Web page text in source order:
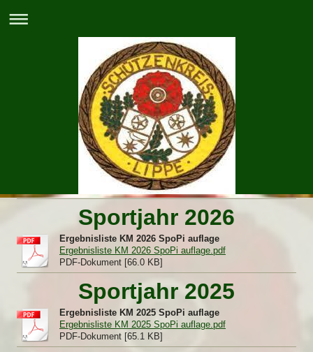
Sportjahr 2026
Ergebnisliste KM 2026 SpoPi auflage
Ergebnisliste KM 2026 SpoPi auflage.pdf
PDF-Dokument [66.0 KB]
Sportjahr 2025
Ergebnisliste KM 2025 SpoPi auflage
Ergebnisliste KM 2025 SpoPi auflage.pdf
PDF-Dokument [65.1 KB]